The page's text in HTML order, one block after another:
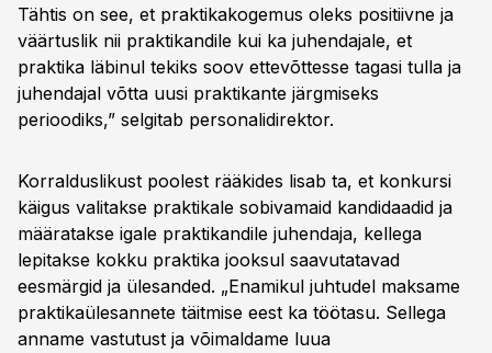
Tähtis on see, et praktikakogemus oleks positiivne ja
väärtuslik nii praktikandile kui ka juhendajale, et
praktika läbinul tekiks soov ettevõttesse tagasi tulla ja
juhendajal võtta uusi praktikante järgmiseks
perioodiks,” selgitab personalidirektor.
Korralduslikust poolest rääkides lisab ta, et konkursi
käigus valitakse praktikale sobivamaid kandidaadid ja
määratakse igale praktikandile juhendaja, kellega
lepitakse kokku praktika jooksul saavutatavad
eesmärgid ja ülesanded. „Enamikul juhtudel maksame
praktikaülesannete täitmise eest ka töötasu. Sellega
anname vastutust ja võimaldame luua